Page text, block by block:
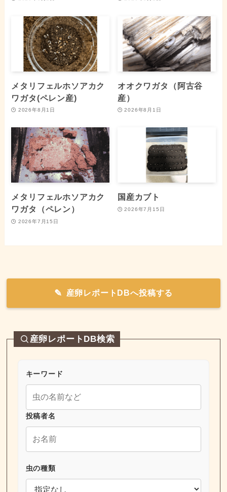
メタリフェルホソアカク
ワガタ(ペレン産)
2026年8月1日
オオクワガタ（阿古谷
産）
2026年8月1日
メタリフェルホソアカク
ワガタ（ペレン）
2026年7月15日
国産カブト
2026年7月15日
産卵レポートDBへ投稿する
産卵レポートDB検索
キーワード
投稿者名
虫の種類